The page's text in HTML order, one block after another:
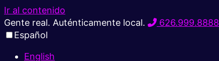
Ir al contenido
Gente real. Auténticamente local.
626.999.8888
Español
English